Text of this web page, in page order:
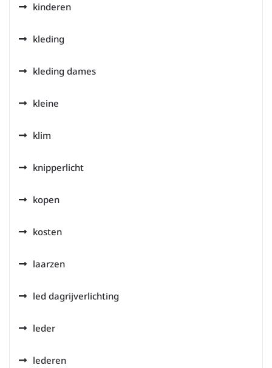
kinderen
kleding
kleding dames
kleine
klim
knipperlicht
kopen
kosten
laarzen
led dagrijverlichting
leder
lederen